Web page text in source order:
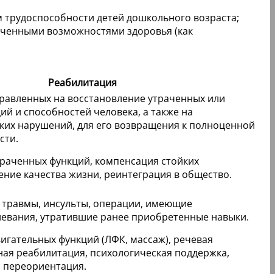
детей дошкольного возраста;
возможностями здоровья (как
Реабилитация
на восстановление утраченных или
и способностей человека, а также на
нарушений, для его возвращения к полноценной
функций, компенсация стойких
качества жизни, реинтеграция в общество.
инсульты, операции, имеющие
утратившие ранее приобретенные навыки.
функций (ЛФК, массаж), речевая
реабилитация, психологическая поддержка,